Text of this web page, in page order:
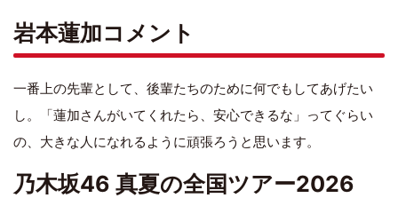
岩本蓮加コメント
一番上の先輩として、後輩たちのために何でもしてあげたい
し。「蓮加さんがいてくれたら、安心できるな」ってぐらい
の、大きな人になれるように頑張ろうと思います。
乃木坂46 真夏の全国ツアー2026